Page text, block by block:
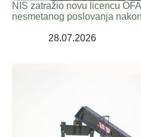
NIS zatražio novu licencu
nesmetanog poslovanja
28.07.2026